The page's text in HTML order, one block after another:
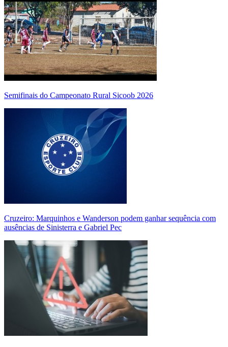
Semifinais do Campeonato Rural Sicoob 2026
Cruzeiro: Marquinhos e Wanderson podem ganhar sequência com
ausências de Sinisterra e Gabriel Pec